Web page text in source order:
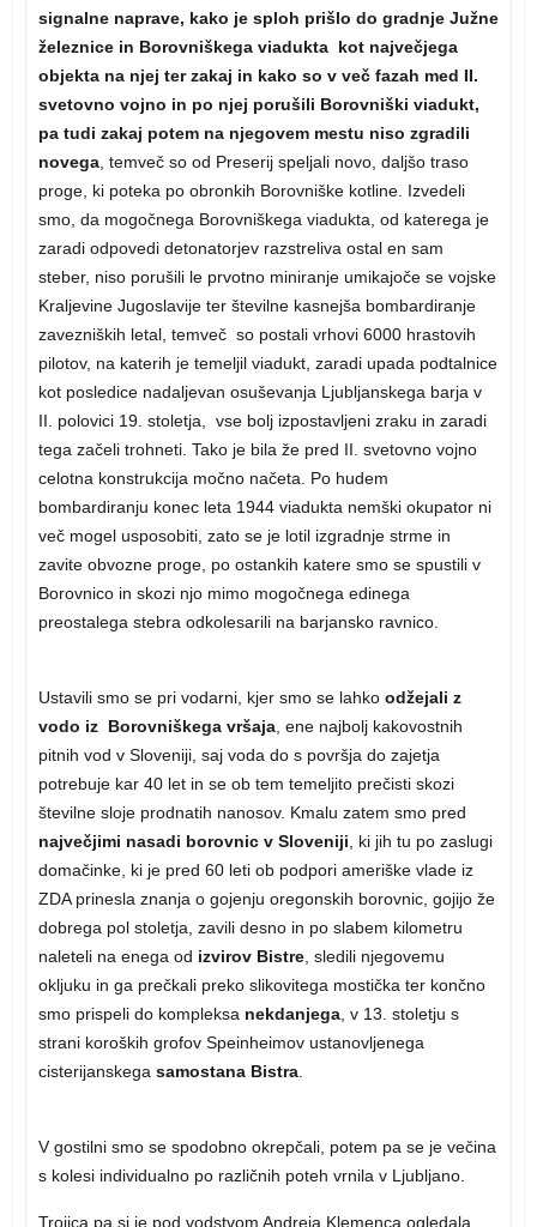
signalne naprave, kako je sploh prišlo do gradnje Južne
železnice in Borovniškega viadukta kot največjega
objekta na njej ter zakaj in kako so v več fazah med II.
svetovno vojno in po njej porušili Borovniški viadukt,
pa tudi zakaj potem na njegovem mestu niso zgradili
novega, temveč so od Preserij speljali novo, daljšo traso
proge, ki poteka po obronkih Borovniške kotline. Izvedeli
smo, da mogočnega Borovniškega viadukta, od katerega je
zaradi odpovedi detonatorjev razstreliva ostal en sam
steber, niso porušili le prvotno miniranje umikajoče se vojske
Kraljevine Jugoslavije ter številne kasnejša bombardiranje
zavezniških letal, temveč so postali vrhovi 6000 hrastovih
pilotov, na katerih je temeljil viadukt, zaradi upada podtalnice
kot posledice nadaljevan osuševanja Ljubljanskega barja v
II. polovici 19. stoletja, vse bolj izpostavljeni zraku in zaradi
tega začeli trohneti. Tako je bila že pred II. svetovno vojno
celotna konstrukcija močno načeta. Po hudem
bombardiranju konec leta 1944 viadukta nemški okupator ni
več mogel usposobiti, zato se je lotil izgradnje strme in
zavite obvozne proge, po ostankih katere smo se spustili v
Borovnico in skozi njo mimo mogočnega edinega
preostalega stebra odkolesarili na barjansko ravnico.
Ustavili smo se pri vodarni, kjer smo se lahko odžejali z
vodo iz Borovniškega vršaja, ene najbolj kakovostnih
pitnih vod v Sloveniji, saj voda do s površja do zajetja
potrebuje kar 40 let in se ob tem temeljito prečisti skozi
številne sloje prodnatih nanosov. Kmalu zatem smo pred
največjimi nasadi borovnic v Sloveniji , ki jih tu po zaslugi
domačinke, ki je pred 60 leti ob podpori ameriške vlade iz
ZDA prinesla znanja o gojenju oregonskih borovnic, gojijo že
dobrega pol stoletja, zavili desno in po slabem kilometru
naleteli na enega od izvirov Bistre, sledili njegovemu
okljuku in ga prečkali preko slikovitega mostička ter končno
smo prispeli do kompleksa nekdanjega, v 13. stoletju s
strani koroških grofov Speinheimov ustanovljenega
cisterijanskega samostana Bistra.
V gostilni smo se spodobno okrepčali, potem pa se je večina
s kolesi individualno po različnih poteh vrnila v Ljubljano.
Trojica pa si je pod vodstvom Andreja Klemenca ogledala